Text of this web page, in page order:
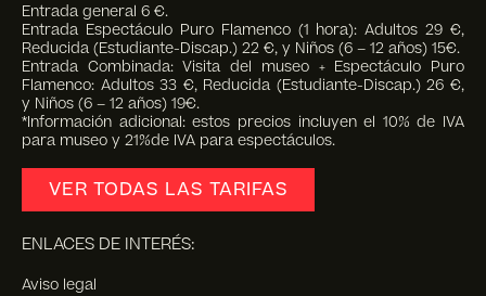
Entrada general 6 €.
Entrada Espectáculo Puro Flamenco (1 hora): Adultos 29 €,
Reducida (Estudiante-Discap.) 22 €, y Niños (6 – 12 años) 15€.
Entrada Combinada: Visita del museo + Espectáculo Puro
Flamenco: Adultos 33 €, Reducida (Estudiante-Discap.) 26 €,
y Niños (6 – 12 años) 19€.
*Información adicional: estos precios incluyen el 10% de IVA
para museo y 21%de IVA para espectáculos.
VER TODAS LAS TARIFAS
ENLACES DE INTERÉS:
Aviso legal